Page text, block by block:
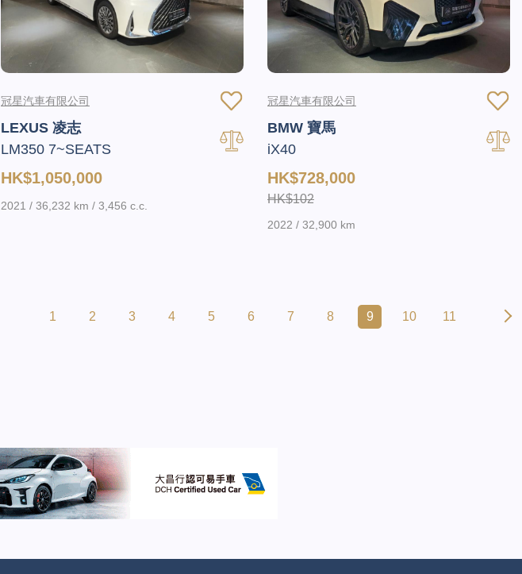
冠星汽車有限公司
LEXUS 凌志
LM350 7~SEATS
HK$1,050,000
2021 / 36,232 km / 3,456 c.c.
冠星汽車有限公司
BMW 寶馬
iX40
HK$728,000
HK$102
2022 / 32,900 km
1 2 3 4 5 6 7 8 9 10 11